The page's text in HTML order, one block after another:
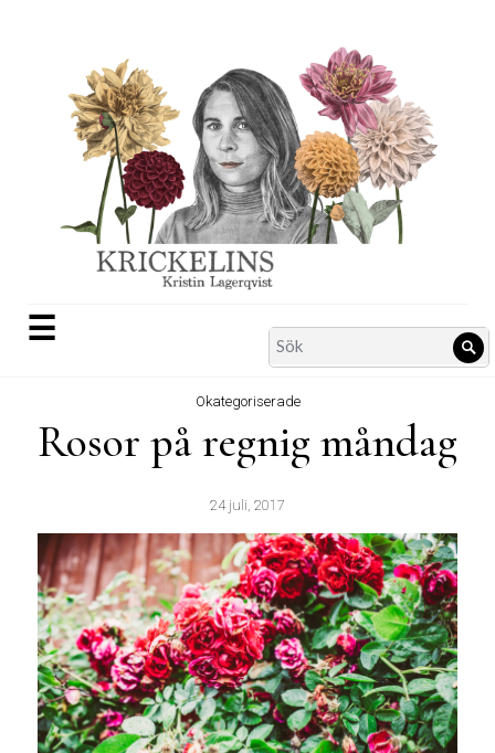
☰
Search
for:
Okategoriserade
Rosor på regnig måndag
24 juli, 2017